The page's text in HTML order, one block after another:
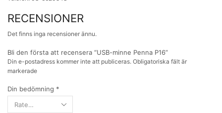
RECENSIONER
Det finns inga recensioner ännu.
Bli den första att recensera “USB-minne Penna P16”
Din e-postadress kommer inte att publiceras. Obligatoriska fält är
markerade
Din bedömning *